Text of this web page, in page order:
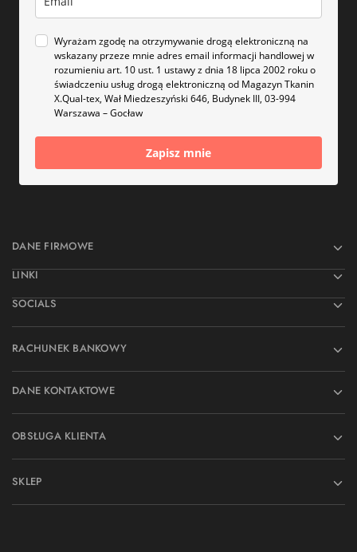
Wyrażam zgodę na otrzymywanie drogą elektroniczną na
wskazany przeze mnie adres email informacji handlowej w
rozumieniu art. 10 ust. 1 ustawy z dnia 18 lipca 2002 roku o
świadczeniu usług drogą elektroniczną od Magazyn Tkanin
X.Qual-tex, Wał Miedzeszyński 646, Budynek III, 03-994
Warszawa – Gocław
Zapisz mnie
DANE FIRMOWE
LINKI
SOCIALS
RACHUNEK BANKOWY
DANE KONTAKTOWE
OBSŁUGA KLIENTA
SKLEP